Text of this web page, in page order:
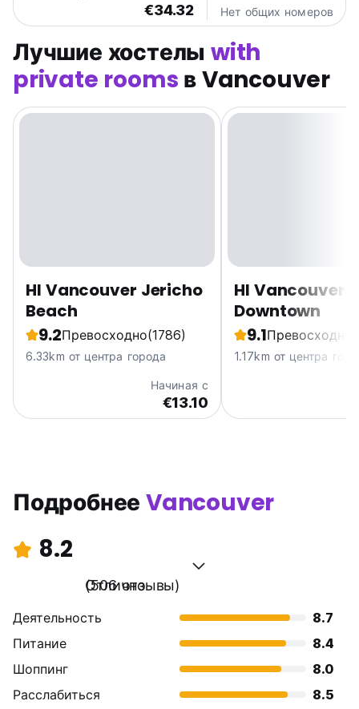
€34.32 Нет общих номеров
Лучшие хостелыwith
private rooms в Vancouver
HI Vancouver Jericho
Beach
9.2Превосходно(1786)
6.33km от центра города
Начиная с
€13.10
HI Vancouver
Downtown
9.1Превосходно
1.17km от центра
ПодробнееVancouver
8.2
Отлично
(506 отзывы)
Деятельность
8.7
Питание
8.4
Шоппинг
8.0
Расслабиться
8.5